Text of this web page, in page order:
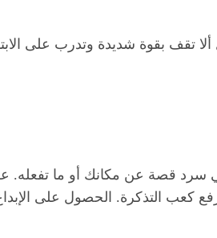
تقف بقوة شديدة وتدرب على
سرد ​​قصة عن مكانك أو ما تفعله.
كعب التذكرة. الحصول على